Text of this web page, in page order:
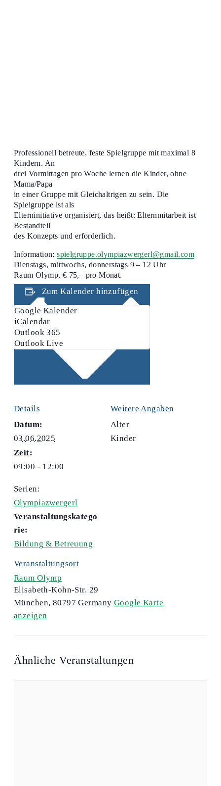
Professionell betreute, feste Spielgruppe mit maximal 8
Kindern. An
drei Vormittagen pro Woche lernen die Kinder, ohne
Mama/Papa
in einer Gruppe mit Gleichaltrigen zu sein. Die
Spielgruppe ist als
Elterninitiative organisiert, das heißt: Elternmitarbeit ist
Bestandteil
des Konzepts und erforderlich.
Information:spielgruppe.olympiazwergerl@gmail.com
Dienstags, mittwochs, donnerstags 9 – 12 Uhr
Raum Olymp, € 75,– pro Monat.
Zum Kalender hinzufügen
Google Kalender
iCalendar
Outlook 365
Outlook Live
Details
Datum:
03.06.2025
Zeit:
09:00 - 12:00
Serien:
Olympiazwergerl
Veranstaltungskatego
rie:
Bildung & Betreuung
Veranstaltungsort
Raum Olymp
Elisabeth-Kohn-Str. 29
München, 80797 Germany Google Karte
anzeigen
Weitere Angaben
Alter
Kinder
Ähnliche Veranstaltungen